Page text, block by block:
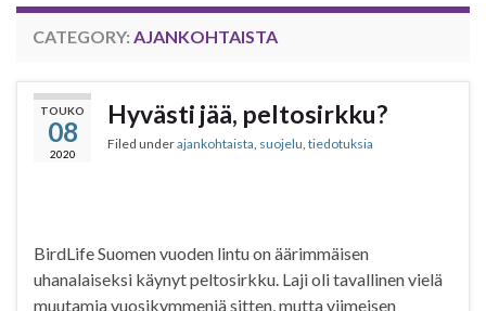
CATEGORY: AJANKOHTAISTA
TOUKO
08
2020
Hyvästi jää, peltosirkku?
Filed underajankohtaista suojelu tiedotuksia
BirdLife Suomen vuoden lintu on äärimmäisen
uhanalaiseksi käynyt peltosirkku. Laji oli tavallinen vielä
muutamia vuosikymmeniä sitten, mutta viimeisen